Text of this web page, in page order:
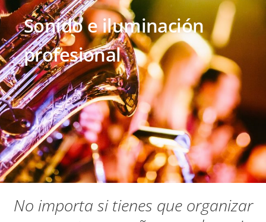
Sonido e iluminación
profesional
No importa si tienes que organizar